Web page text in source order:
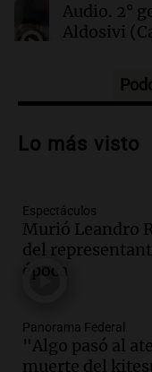
sábado 8 de
Audio. 2°
Aldosivi
Audio.
en Villa
Audio.
la Bulaya
diversas
Panorama
edificios y
estudiante
Lo más visto
Espectáculos
Murió Leandro
del
época
Panorama Federal
"Algo pasó al
muerte del